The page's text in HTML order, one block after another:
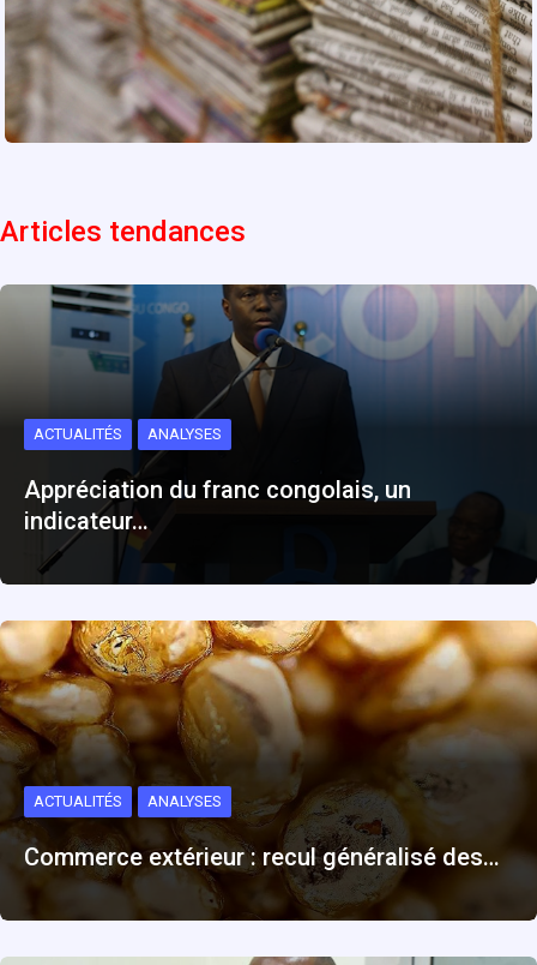
Articles tendances
ACTUALITÉS ANALYSES
Appréciation du franc congolais, un
indicateur…
ACTUALITÉS ANALYSES
Commerce extérieur : recul généralisé des…